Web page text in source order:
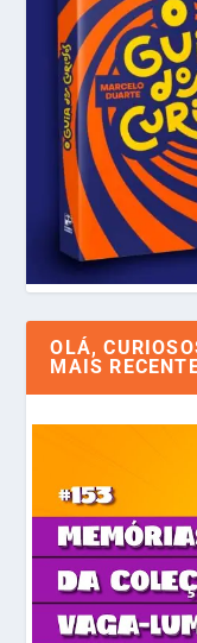
OLÁ,
MAIS